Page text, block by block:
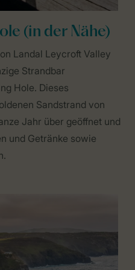
(in der Nähe)
Landal Leycroft Valley
Strandbar
Hole. Dieses
Sandstrand von
Jahr über geöffnet und
und Getränke sowie